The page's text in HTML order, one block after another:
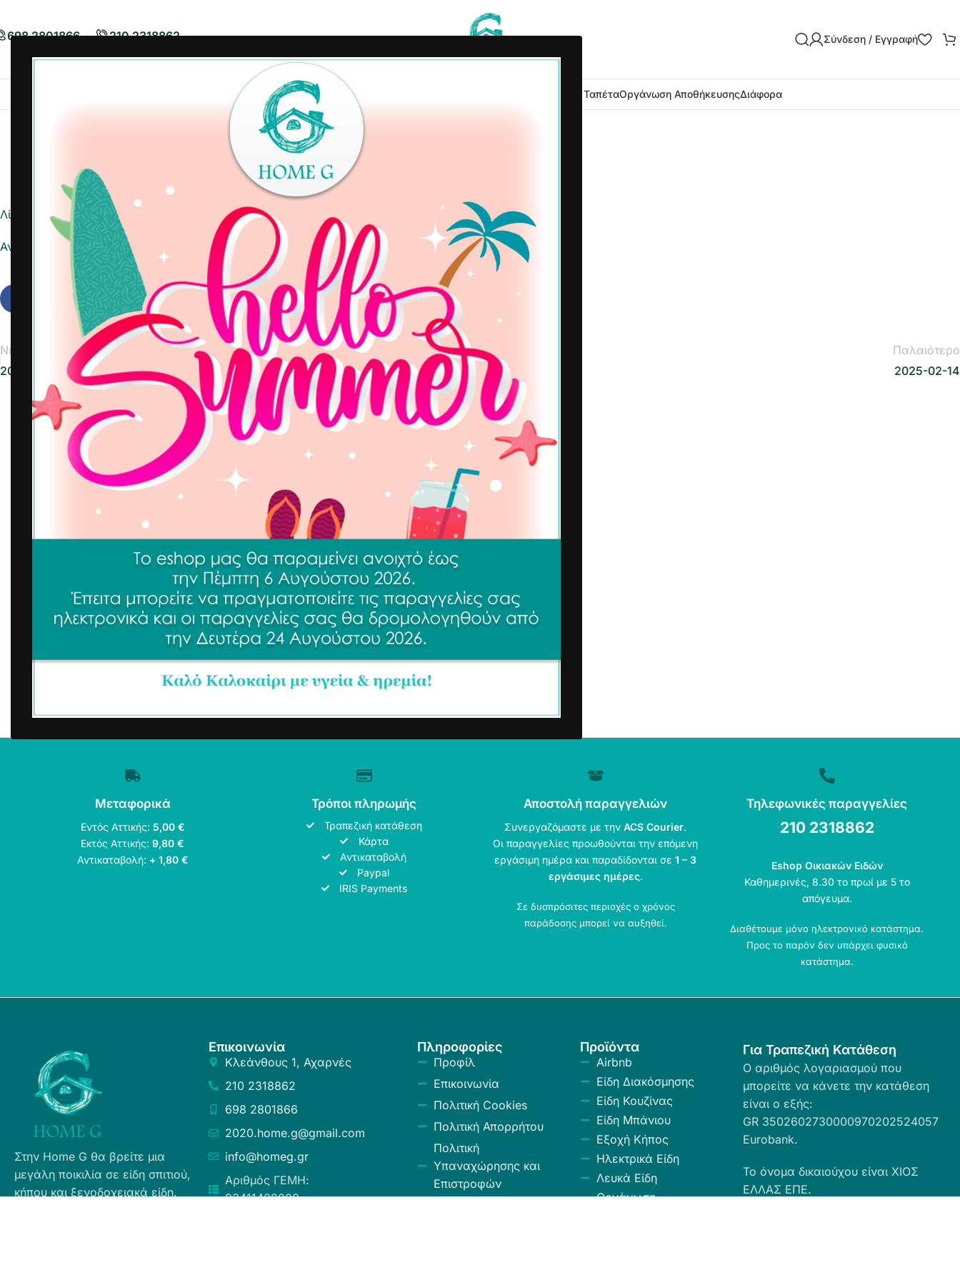
698 2801866 210 2318862 Σύνδεση / Εγγραφή
Είδη ΔιακόσμησηςΕίδη Κουζίνας Χαλιά – ΤαπέταΟργάνωση ΑποθήκευσηςΔιάφορα
Λίστα ημέρας
Αναφορά σε Excel
Νεότερα
2025-02-18
Παλαιότερο
2025-02-14
Μεταφορικά
Εντός Αττικής: 5,00 €
Εκτός Αττικής:9,80 €
Αντικαταβολή: + 1,80 €
Τρόποι πληρωμής
Τραπεζική κατάθεση
Κάρτα
Αντικαταβολή
Paypal
IRIS Payments
Αποστολή παραγγελιών
Συνεργαζόμαστε με τηνACS Courier.
Οι παραγγελίες προωθούνται την επόμενη
εργάσιμη ημέρα και παραδίδονται σε1 – 3
εργάσιμες ημέρες.
Σε δυσπρόσιτες περιοχές ο χρόνος
παράδοσης μπορεί να αυξηθεί.
Τηλεφωνικές παραγγελίες
210 2318862
Eshop Οικιακών Ειδών
Καθημερινές, 8.30 το πρωί με 5 το
απόγευμα.
Διαθέτουμε μόνο ηλεκτρονικό κατάστημα.
Προς το παρόν δεν υπάρχει φυσικό
κατάστημα.
Στην Home G θα βρείτε μια
μεγάλη ποικιλία σε είδη σπιτιού,
κήπου και ξενοδοχειακά είδη.
Επικοινωνία
Κλεάνθους 1, Αχαρνές
210 2318862
698 2801866
2020.home.g@gmail.com
info@homeg.gr
Αριθμός ΓΕΜΗ:
83411402000
Πληροφορίες
Προφίλ
Επικοινωνία
Πολιτική Cookies
Πολιτική Απορρήτου
Πολιτική
Υπαναχώρησης και
Επιστροφών
Προϊόντα
Airbnb
Είδη Διακόσμησης
Είδη Κουζίνας
Είδη Μπάνιου
Εξοχή Κήπος
Ηλεκτρικά Είδη
Λευκά Είδη
Οργάνωση
Για Τραπεζική Κατάθεση
Ο αριθμός λογαριασμού που
μπορείτε να κάνετε την κατάθεση
είναι ο εξής:
GR 3502602730000970202524057
Eurobank.
Το όνομα δικαιούχου είναι ΧΙΟΣ
ΕΛΛΑΣ ΕΠΕ.